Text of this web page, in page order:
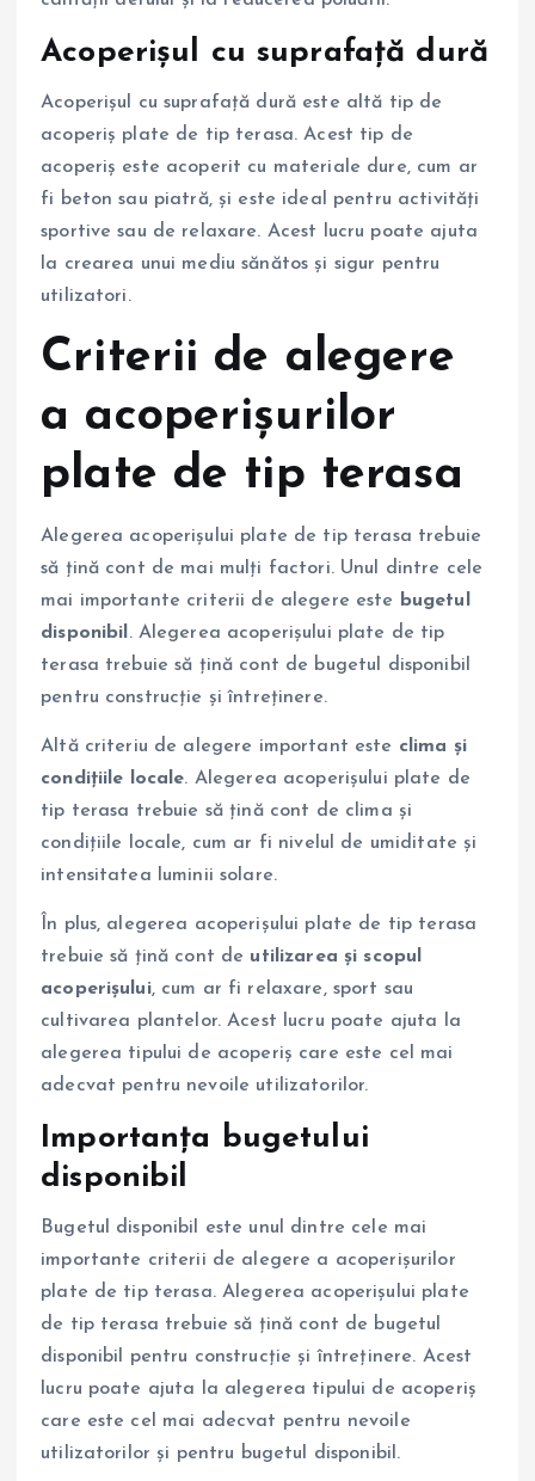
Acoperișul cu suprafață dură
Acoperișul cu suprafață dură este altă tip de
acoperiș plate de tip terasa. Acest tip de
acoperiș este acoperit cu materiale dure, cum ar
fi beton sau piatră, și este ideal pentru activități
sportive sau de relaxare. Acest lucru poate ajuta
la crearea unui mediu sănătos și sigur pentru
utilizatori.
Criterii de alegere
a acoperișurilor
plate de tip terasa
Alegerea acoperișului plate de tip terasa trebuie
să țină cont de mai mulți factori. Unul dintre cele
mai importante criterii de alegere este
bugetul
disponibil . Alegerea acoperișului plate de tip
terasa trebuie să țină cont de bugetul disponibil
pentru construcție și întreținere.
Altă criteriu de alegere important este clima și
condițiile locale. Alegerea acoperișului plate de
tip terasa trebuie să țină cont de clima și
condițiile locale, cum ar fi nivelul de umiditate și
intensitatea luminii solare.
În plus, alegerea acoperișului plate de tip terasa
trebuie să țină cont de utilizarea și scopul
acoperișului, cum ar fi relaxare, sport sau
cultivarea plantelor. Acest lucru poate ajuta la
alegerea tipului de acoperiș care este cel mai
adecvat pentru nevoile utilizatorilor.
Importanța bugetului
disponibil
Bugetul disponibil este unul dintre cele mai
importante criterii de alegere a acoperișurilor
plate de tip terasa. Alegerea acoperișului plate
de tip terasa trebuie să țină cont de bugetul
disponibil pentru construcție și întreținere. Acest
lucru poate ajuta la alegerea tipului de acoperiș
care este cel mai adecvat pentru nevoile
utilizatorilor și pentru bugetul disponibil.